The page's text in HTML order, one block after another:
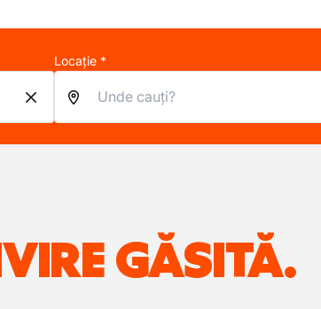
Locație *
GĂSITĂ.